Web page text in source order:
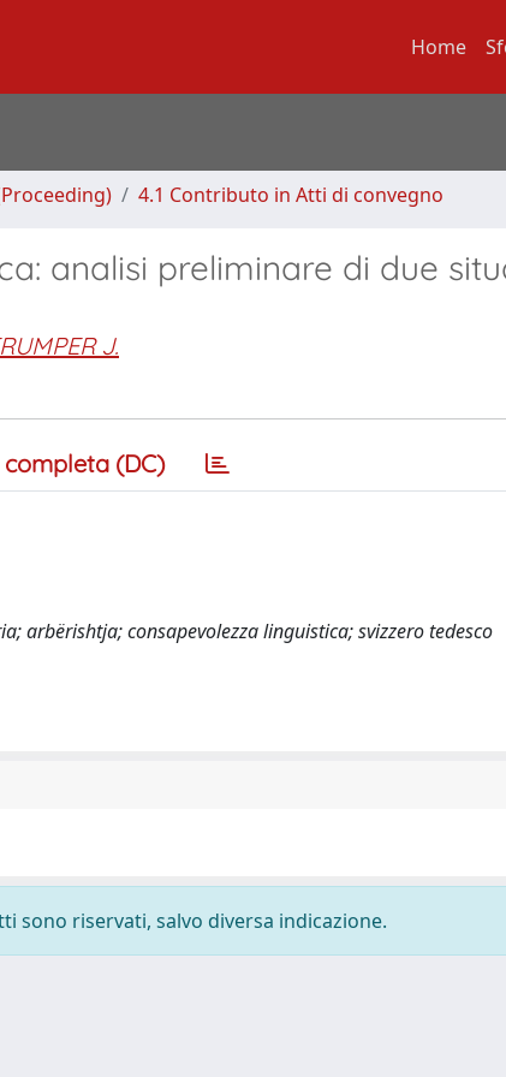
Home
4.1 Contributo in Atti di convegno
analisi preliminare di due
J.
completa (DC)
arbërishtja; consapevolezza linguistica; svizzero tedesco
sono riservati, salvo diversa indicazione.